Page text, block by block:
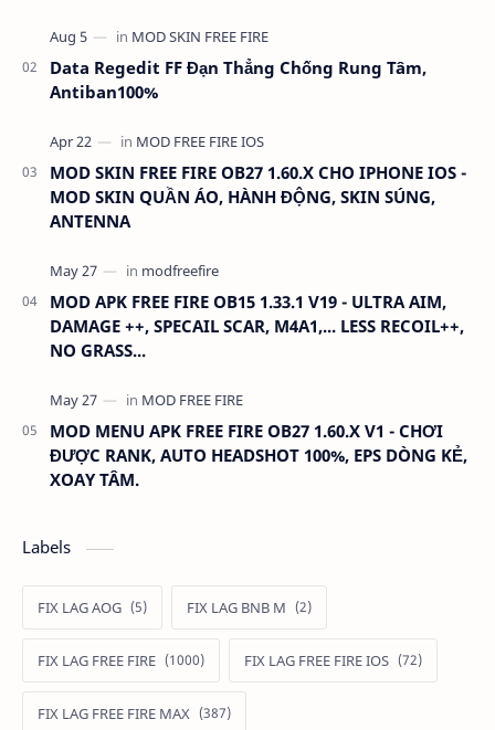
Data Regedit FF Đạn Thẳng Chống Rung Tâm,
Antiban100%
MOD SKIN FREE FIRE OB27 1.60.X CHO IPHONE IOS -
MOD SKIN QUẦN ÁO, HÀNH ĐỘNG, SKIN SÚNG,
ANTENNA
MOD APK FREE FIRE OB15 1.33.1 V19 - ULTRA AIM,
DAMAGE ++, SPECAIL SCAR, M4A1,... LESS RECOIL++,
NO GRASS...
MOD MENU APK FREE FIRE OB27 1.60.X V1 - CHƠI
ĐƯỢC RANK, AUTO HEADSHOT 100%, EPS DÒNG KẺ,
XOAY TÂM.
Labels
FIX LAG AOG FIX LAG BNB M
FIX LAG FREE FIRE FIX LAG FREE FIRE IOS
FIX LAG FREE FIRE MAX